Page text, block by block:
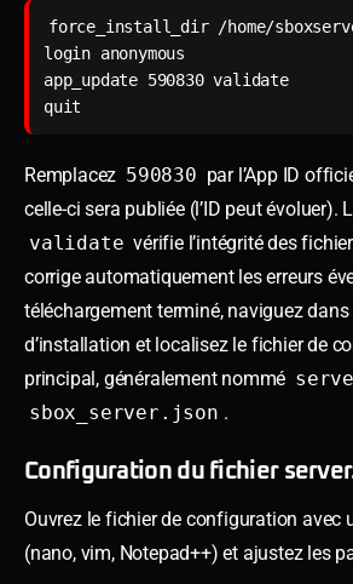
force_install_dir /home/
login anonymous
app_update 590830 validate
quit
Remplacez 590830 par l’App ID
celle-ci sera publiée (l’ID peut évoluer).
validate vérifie l’intégrité des
corrige automatiquement les erreurs
téléchargement terminé, naviguez dans
d’installation et localisez le fichier de
principal, généralement nommé
sbox_server.json .
Configuration du fichier
Ouvrez le fichier de configuration avec
(nano, vim, Notepad++) et ajustez les